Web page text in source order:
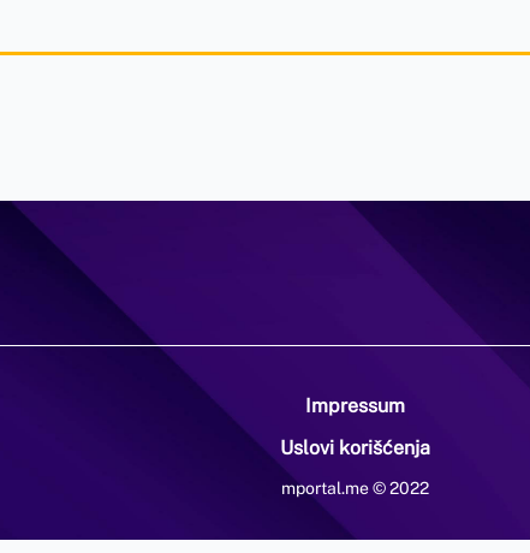
Impressum
Uslovi korišćenja
mportal.me © 2022